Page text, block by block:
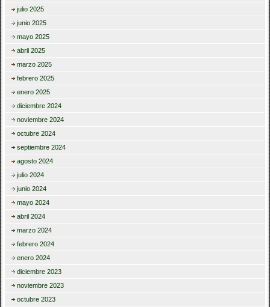
julio 2025
junio 2025
mayo 2025
abril 2025
marzo 2025
febrero 2025
enero 2025
diciembre 2024
noviembre 2024
octubre 2024
septiembre 2024
agosto 2024
julio 2024
junio 2024
mayo 2024
abril 2024
marzo 2024
febrero 2024
enero 2024
diciembre 2023
noviembre 2023
octubre 2023